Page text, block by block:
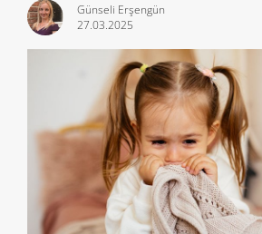
Günseli Erşengün
27.03.2025